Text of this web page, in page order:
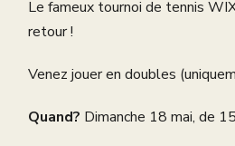
Le fameux tournoi de tennis
retour !
Venez jouer en doubles
Quand? Dimanche 18 mai, de